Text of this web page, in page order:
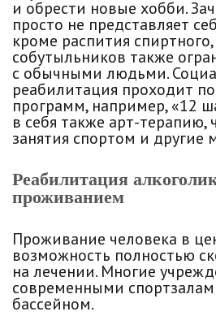
и обрести новые хобби.
просто не представляет
кроме распития
собутыльников также
с обычными людьми.
реабилитация проходит
программ, например, «12
в себя также арт-терапию,
занятия спортом и другие
Реабилитация
проживанием
Проживание человека в
возможность полностью
на лечении. Многие
современными
бассейном.